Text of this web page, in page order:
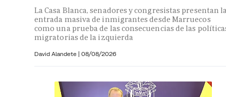
La Casa Blanca, senadores y congresistas presentan
entrada masiva de inmigrantes desde Marruecos
como una prueba de las consecuencias de las
migratorias de la izquierda
David Alandete | 08/08/2026